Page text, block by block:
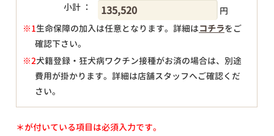
小計 ：
円
※1生命保障の加入は任意となります。詳細はコチラをご
確認下さい。
※2犬籍登録・狂犬病ワクチン接種がお済の場合は、別途
費用が掛かります。詳細は店舗スタッフへご確認くだ
さい。
＊が付いている項目は必須入力です。